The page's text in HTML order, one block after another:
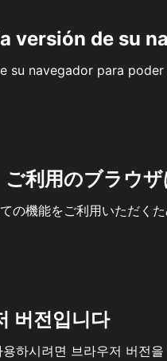
versión de su
su navegador para
利用のブラウ
の機能をご利用いただく
버전입니다
하시려면 브라우저 버전